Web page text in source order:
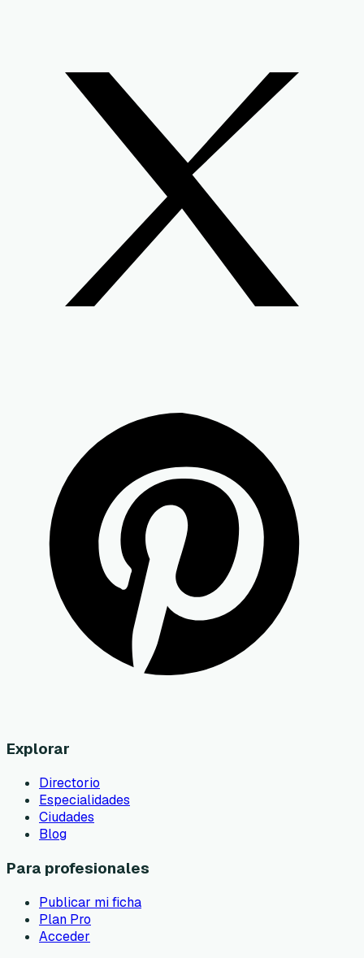
Explorar
Directorio
Especialidades
Ciudades
Blog
Para profesionales
Publicar mi ficha
Plan Pro
Acceder